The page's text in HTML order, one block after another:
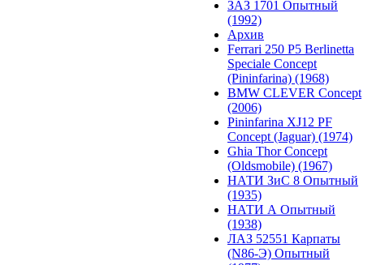
ЗАЗ 1701 Опытный
(1992)
Архив
Ferrari 250 P5 Berlinetta
Speciale Concept
(Pininfarina) (1968)
BMW CLEVER Concept
(2006)
Pininfarina XJ12 PF
Concept (Jaguar) (1974)
Ghia Thor Concept
(Oldsmobile) (1967)
НАТИ ЗиС 8 Опытный
(1935)
НАТИ А Опытный
(1938)
ЛАЗ 52551 Карпаты
(N86-Э) Опытный